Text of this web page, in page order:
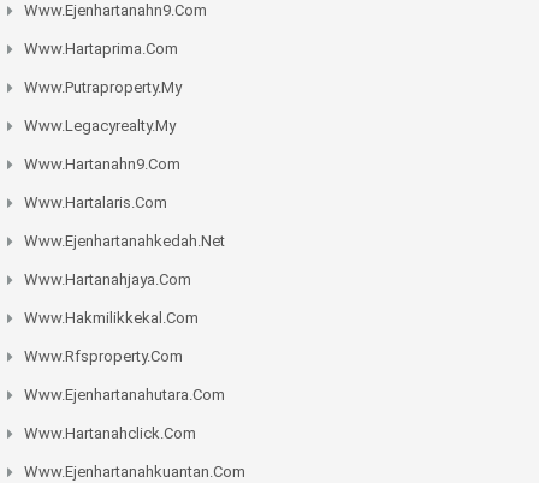
Www.ejenhartanahn9.com
Www.hartaprima.com
Www.putraproperty.my
Www.legacyrealty.my
Www.hartanahn9.com
Www.hartalaris.com
Www.ejenhartanahkedah.net
Www.hartanahjaya.com
Www.hakmilikkekal.com
Www.rfsproperty.com
Www.ejenhartanahutara.com
Www.hartanahclick.com
Www.ejenhartanahkuantan.com